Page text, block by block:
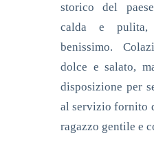
storico del
calda e pulita,
benissimo.
dolce e salato,
disposizione per
al servizio fornito
ragazzo gentile e